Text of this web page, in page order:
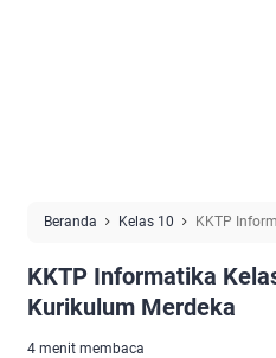
Beranda Kelas 10
KKTP
KKTP Informatika
Kurikulum Merdeka
4 menit membaca